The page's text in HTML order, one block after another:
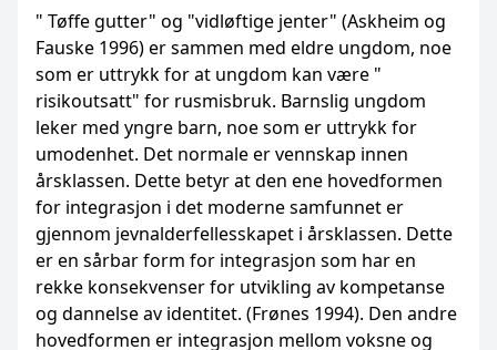
" Tøffe gutter" og "vidløftige jenter" (Askheim og
Fauske 1996) er sammen med eldre ungdom, noe
som er uttrykk for at ungdom kan være "
risikoutsatt" for rusmisbruk. Barnslig ungdom
leker med yngre barn, noe som er uttrykk for
umodenhet. Det normale er vennskap innen
årsklassen. Dette betyr at den ene hovedformen
for integrasjon i det moderne samfunnet er
gjennom jevnalderfellesskapet i årsklassen. Dette
er en sårbar form for integrasjon som har en
rekke konsekvenser for utvikling av kompetanse
og dannelse av identitet. (Frønes 1994). Den andre
hovedformen er integrasjon mellom voksne og